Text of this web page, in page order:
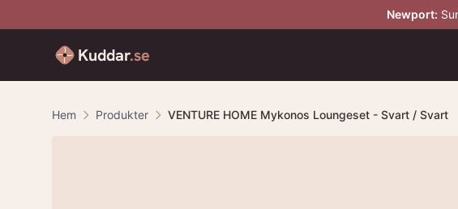
Newport:
Kuddar.se
Hem Produkter VENTURE HOME Mykonos Loungeset - Svart / Svart